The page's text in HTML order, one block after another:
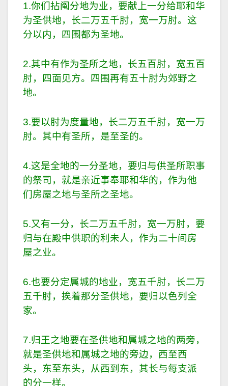
1.你们拈阄分地为业，要献上一分给耶和华
为圣供地，长二万五千肘，宽一万肘。这
分以内，四围都为圣地。
2.其中有作为圣所之地，长五百肘，宽五百
肘，四面见方。四围再有五十肘为郊野之
地。
3.要以肘为度量地，长二万五千肘，宽一万
肘。其中有圣所，是至圣的。
4.这是全地的一分圣地，要归与供圣所职事
的祭司，就是亲近事奉耶和华的，作为他
们房屋之地与圣所之圣地。
5.又有一分，长二万五千肘，宽一万肘，要
归与在殿中供职的利未人，作为二十间房
屋之业。
6.也要分定属城的地业，宽五千肘，长二万
五千肘，挨着那分圣供地，要归以色列全
家。
7.归王之地要在圣供地和属城之地的两旁，
就是圣供地和属城之地的旁边，西至西
头，东至东头，从西到东，其长与每支派
的分一样。